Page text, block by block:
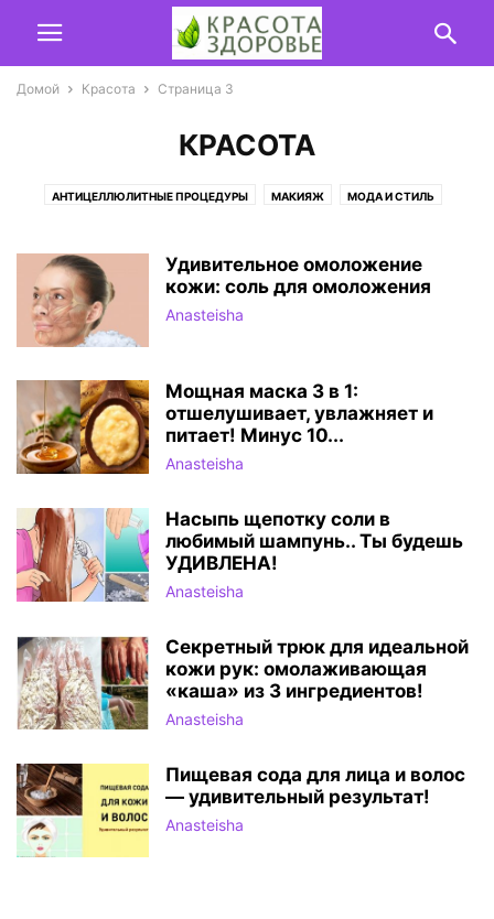
Домой Красота Страница 3
КРАСОТА
АНТИЦЕЛЛЮЛИТНЫЕ ПРОЦЕДУРЫ МАКИЯЖ МОДА И СТИЛЬ
Удивительное омоложение
кожи: соль для омоложения
Anasteisha
Мощная маска 3 в 1:
отшелушивает, увлажняет и
питает! Минус 10...
Anasteisha
Насыпь щепотку соли в
любимый шампунь.. Ты будешь
УДИВЛЕНА!
Anasteisha
Секретный трюк для идеальной
кожи рук: омолаживающая
«каша» из 3 ингредиентов!
Anasteisha
Пищевая сода для лица и волос
— удивительный результат!
Anasteisha